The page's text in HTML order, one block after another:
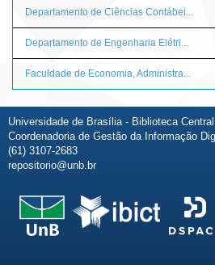
Departamento de Ciências Contábei...
Departamento de Engenharia Elétri...
Faculdade de Economia, Administra...
Universidade de Brasília - Biblioteca Central
Coordenadoria de Gestão da Informação
(61) 3107-2683
repositorio@unb.br